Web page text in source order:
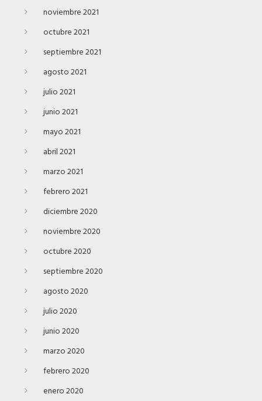
noviembre 2021
octubre 2021
septiembre 2021
agosto 2021
julio 2021
junio 2021
mayo 2021
abril 2021
marzo 2021
febrero 2021
diciembre 2020
noviembre 2020
octubre 2020
septiembre 2020
agosto 2020
julio 2020
junio 2020
marzo 2020
febrero 2020
enero 2020